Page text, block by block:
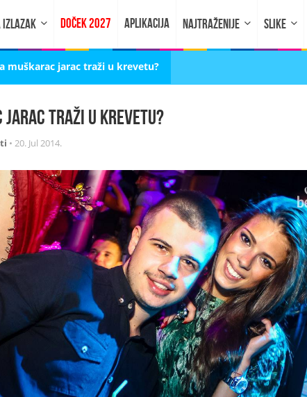
IZLAZAK DOČEK 2027 APLIKACIJA NAJTRAŽENIJE SLIKE
muškarac jarac traži u krevetu?
jarac traži u krevetu?
• 20. Jul 2014.